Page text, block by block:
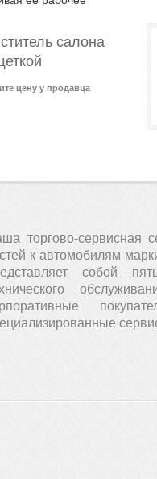
салона
цену у продавца
торгово-сервисная
к автомобилям
собой